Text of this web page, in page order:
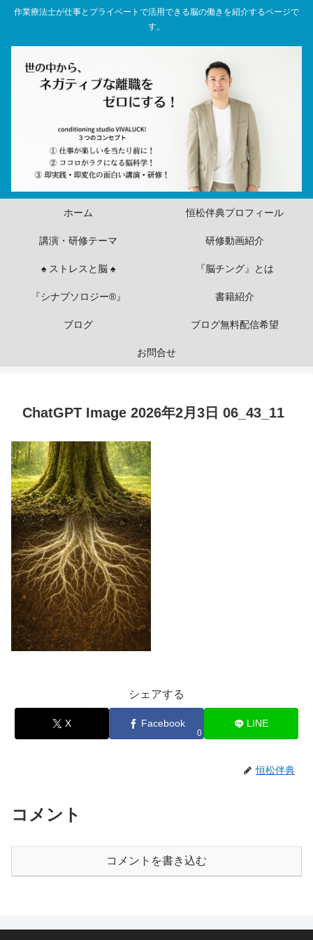
作業療法士が仕事とプライベートで活用できる脳の働きを紹介するページで
す。
ホーム 恒松伴典プロフィール
講演・研修テーマ 研修動画紹介
♠ ストレスと脳 ♠ 『脳チング』とは
『シナプソロジー®』 書籍紹介
ブログ ブログ無料配信希望
お問合せ
ChatGPT Image 2026年2月3日 06_43_11
シェアする
X Facebook
0
LINE
恒松伴典
コメント
コメントを書き込む